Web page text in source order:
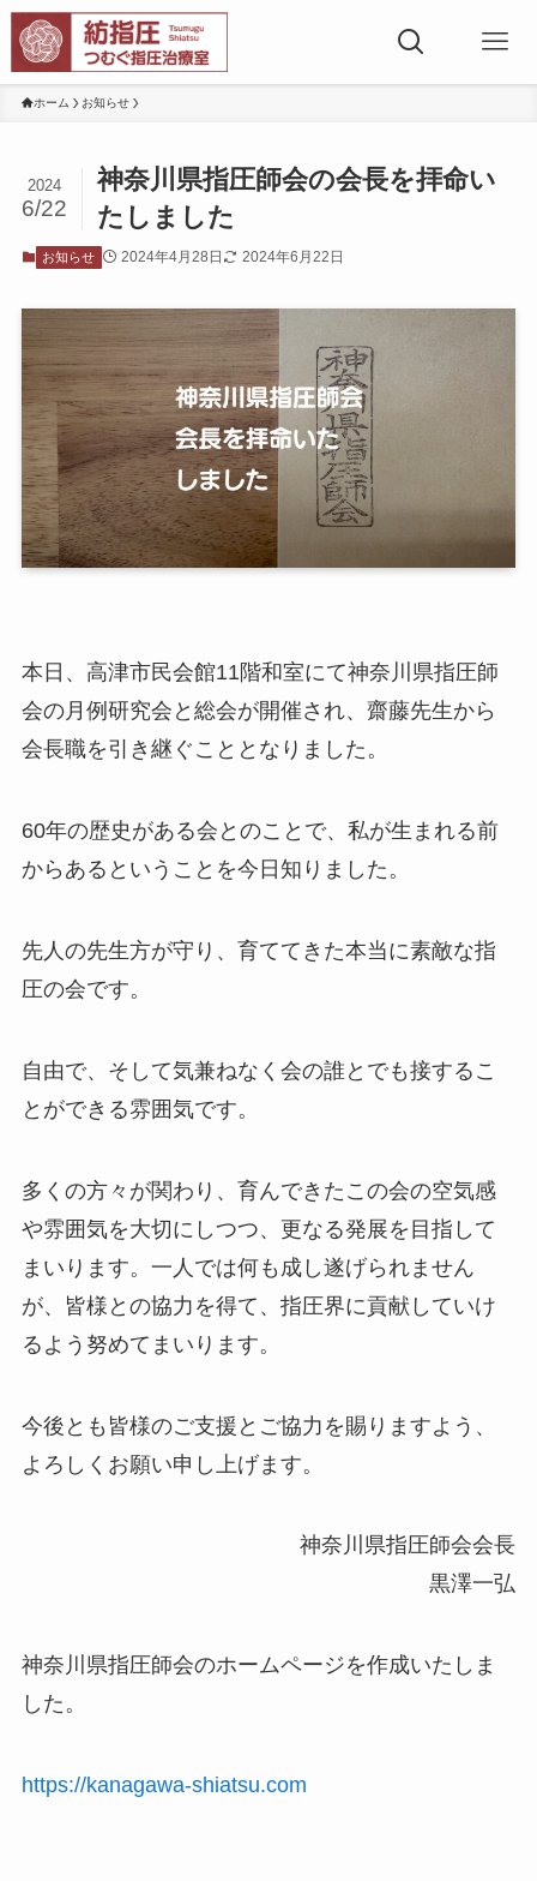
ホーム お知らせ
神奈川県指圧師会の会長を拝命い
たしました
2024
6/22
お知らせ 2024年4月28日 2024年6月22日
本日、高津市民会館11階和室にて神奈川県指圧師
会の月例研究会と総会が開催され、齋藤先生から
会長職を引き継ぐこととなりました。
60年の歴史がある会とのことで、私が生まれる前
からあるということを今日知りました。
先人の先生方が守り、育ててきた本当に素敵な指
圧の会です。
自由で、そして気兼ねなく会の誰とでも接するこ
とができる雰囲気です。
多くの方々が関わり、育んできたこの会の空気感
や雰囲気を大切にしつつ、更なる発展を目指して
まいります。一人では何も成し遂げられません
が、皆様との協力を得て、指圧界に貢献していけ
るよう努めてまいります。
今後とも皆様のご支援とご協力を賜りますよう、
よろしくお願い申し上げます。
神奈川県指圧師会会長
黒澤一弘
神奈川県指圧師会のホームページを作成いたしま
した。
https://kanagawa-shiatsu.com